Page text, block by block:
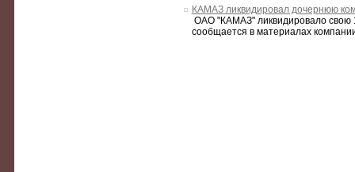
КАМАЗ ликвидировал дочернюю
ОАО "КАМАЗ" ликвидировало свою
сообщается в материалах